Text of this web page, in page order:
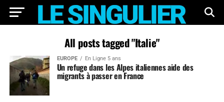
All posts tagged "Italie"
EUROPE En Ligne 5 ans
Un refuge dans les Alpes italiennes aide des
migrants à passer en France